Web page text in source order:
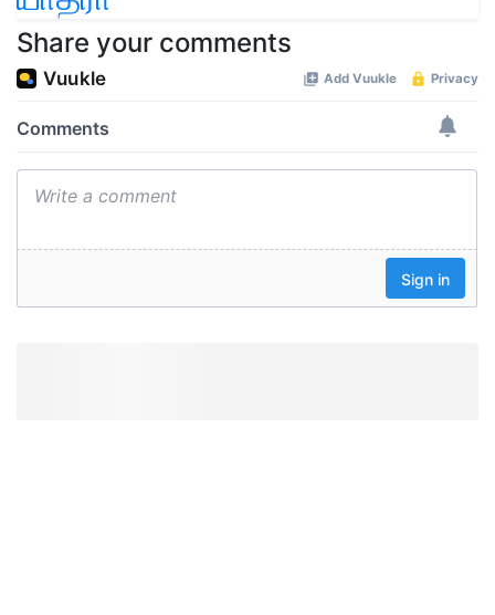
Share your comments